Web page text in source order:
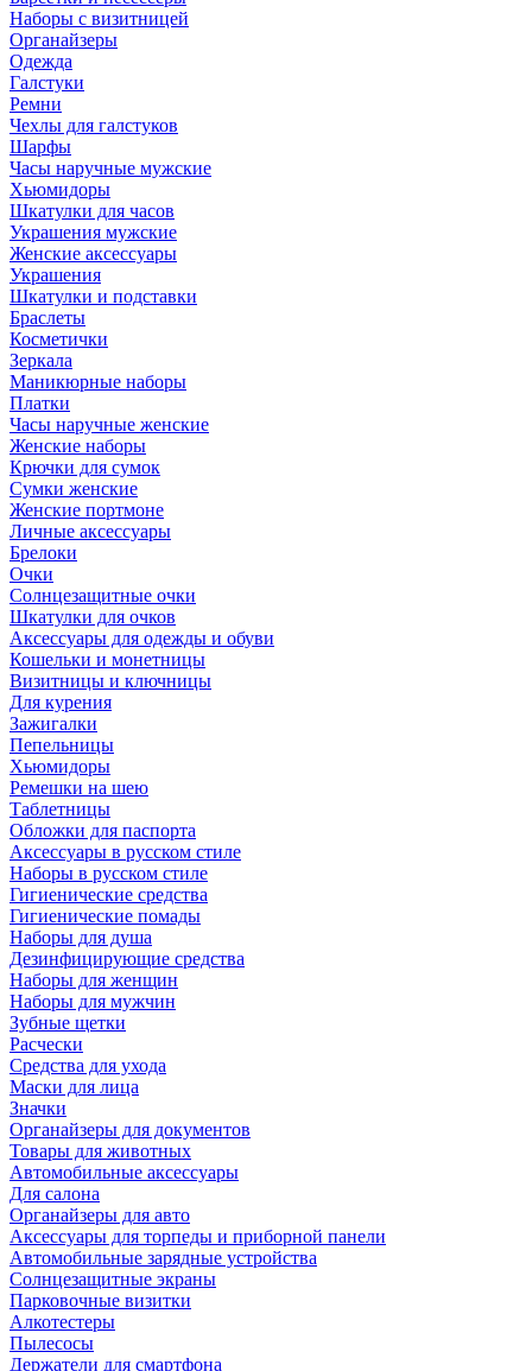
Наборы с визитницей
Органайзеры
Одежда
Галстуки
Ремни
Чехлы для галстуков
Шарфы
Часы наручные мужские
Хьюмидоры
Шкатулки для часов
Украшения мужские
Женские аксессуары
Украшения
Шкатулки и подставки
Браслеты
Косметички
Зеркала
Маникюрные наборы
Платки
Часы наручные женские
Женские наборы
Крючки для сумок
Сумки женские
Женские портмоне
Личные аксессуары
Брелоки
Очки
Солнцезащитные очки
Шкатулки для очков
Аксессуары для одежды и обуви
Кошельки и монетницы
Визитницы и ключницы
Для курения
Зажигалки
Пепельницы
Хьюмидоры
Ремешки на шею
Таблетницы
Обложки для паспорта
Аксессуары в русском стиле
Наборы в русском стиле
Гигиенические средства
Гигиенические помады
Наборы для душа
Дезинфицирующие средства
Наборы для женщин
Наборы для мужчин
Зубные щетки
Расчески
Средства для ухода
Маски для лица
Значки
Органайзеры для документов
Товары для животных
Автомобильные аксессуары
Для салона
Органайзеры для авто
Аксессуары для торпеды и приборной панели
Автомобильные зарядные устройства
Солнцезащитные экраны
Парковочные визитки
Алкотестеры
Пылесосы
Держатели для смартфона